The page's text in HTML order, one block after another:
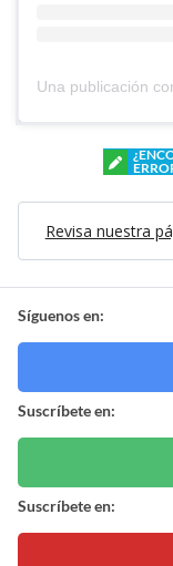
Revisa nuestra
Síguenos en:
Suscríbete en:
Suscríbete en: